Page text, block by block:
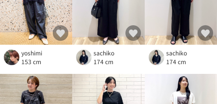
yoshimi
153 cm
sachiko
174 cm
sachiko
174 cm